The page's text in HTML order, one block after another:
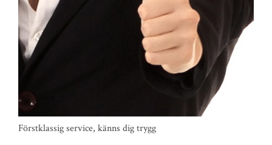
Förstklassig service, känns dig trygg